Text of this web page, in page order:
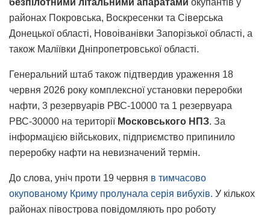
районах Покровська, Воскресенки та Сіверська
Донецької області, Новоіванівки Запорізької області, а
також Маліївки Дніпропетровської області.
Генеральний штаб також підтвердив ураження 18
червня 2026 року комплексної установки переробки
нафти, 3 резервуарів РВС-10000 та 1 резервуара
РВС-30000 на території Московського НПЗ. За
інформацією військових, підприємство припинило
переробку нафти на невизначений термін.
До слова, уніч проти 19 червня в тимчасово
окупованому Криму пролунала серія вибухів. У кількох
районах півострова повідомляють про роботу